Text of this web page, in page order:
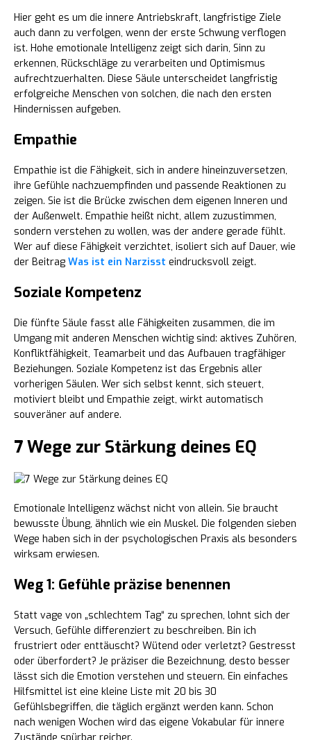
Hier geht es um die innere Antriebskraft, langfristige Ziele
auch dann zu verfolgen, wenn der erste Schwung verflogen
ist. Hohe emotionale Intelligenz zeigt sich darin, Sinn zu
erkennen, Rückschläge zu verarbeiten und Optimismus
aufrechtzuerhalten. Diese Säule unterscheidet langfristig
erfolgreiche Menschen von solchen, die nach den ersten
Hindernissen aufgeben.
Empathie
Empathie ist die Fähigkeit, sich in andere hineinzuversetzen,
ihre Gefühle nachzuempfinden und passende Reaktionen zu
zeigen. Sie ist die Brücke zwischen dem eigenen Inneren und
der Außenwelt. Empathie heißt nicht, allem zuzustimmen,
sondern verstehen zu wollen, was der andere gerade fühlt.
Wer auf diese Fähigkeit verzichtet, isoliert sich auf Dauer, wie
der Beitrag Was ist ein Narzisst eindrucksvoll zeigt.
Soziale Kompetenz
Die fünfte Säule fasst alle Fähigkeiten zusammen, die im
Umgang mit anderen Menschen wichtig sind: aktives Zuhören,
Konfliktfähigkeit, Teamarbeit und das Aufbauen tragfähiger
Beziehungen. Soziale Kompetenz ist das Ergebnis aller
vorherigen Säulen. Wer sich selbst kennt, sich steuert,
motiviert bleibt und Empathie zeigt, wirkt automatisch
souveräner auf andere.
7 Wege zur Stärkung deines EQ
Emotionale Intelligenz wächst nicht von allein. Sie braucht
bewusste Übung, ähnlich wie ein Muskel. Die folgenden sieben
Wege haben sich in der psychologischen Praxis als besonders
wirksam erwiesen.
Weg 1: Gefühle präzise benennen
Statt vage von „schlechtem Tag“ zu sprechen, lohnt sich der
Versuch, Gefühle differenziert zu beschreiben. Bin ich
frustriert oder enttäuscht? Wütend oder verletzt? Gestresst
oder überfordert? Je präziser die Bezeichnung, desto besser
lässt sich die Emotion verstehen und steuern. Ein einfaches
Hilfsmittel ist eine kleine Liste mit 20 bis 30
Gefühlsbegriffen, die täglich ergänzt werden kann. Schon
nach wenigen Wochen wird das eigene Vokabular für innere